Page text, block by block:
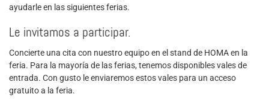
ayudarle en las siguientes ferias.
Le invitamos a participar.
Concierte una cita con nuestro equipo en el stand de HOMA en la
feria. Para la mayoría de las ferias, tenemos disponibles vales de
entrada. Con gusto le enviaremos estos vales para un acceso
gratuito a la feria.